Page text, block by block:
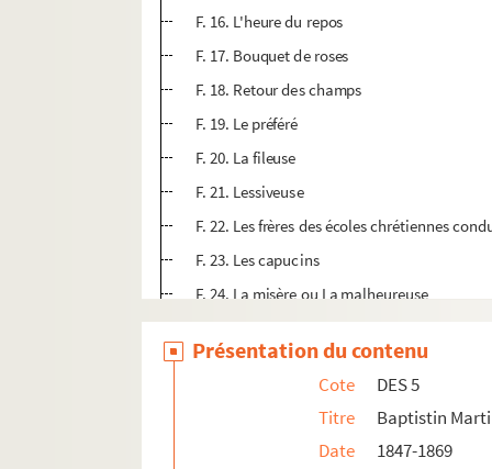
F. 16. L'heure du repos
F. 17. Bouquet de roses
F. 18. Retour des champs
F. 19. Le préféré
F. 20. La fileuse
F. 21. Lessiveuse
F. 22. Les frères des écoles chrétiennes
F. 23. Les capucins
F. 24. La misère ou La malheureuse
F. 25. Les lutins
DES 6. Noël-Thomas-Joseph Clérian. Vues de
Présentation du contenu
Cote
DES 5
Titre
Baptistin
Date
1847-1869